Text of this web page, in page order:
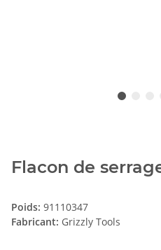
Flacon de
Poids: 91110347
Fabricant: Grizzly Tools